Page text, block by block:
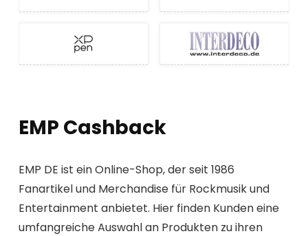
EMP Cashback
EMP DE ist ein Online-Shop, der seit 1986
Fanartikel und Merchandise für Rockmusik und
Entertainment anbietet. Hier finden Kunden eine
umfangreiche Auswahl an Produkten zu ihren